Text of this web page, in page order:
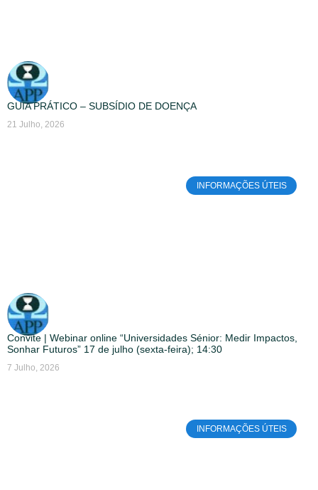
GUIA PRÁTICO – SUBSÍDIO DE DOENÇA
21 Julho, 2026
INFORMAÇÕES ÚTEIS
Convite | Webinar online “Universidades Sénior: Medir Impactos,
Sonhar Futuros” 17 de julho (sexta-feira); 14:30
7 Julho, 2026
INFORMAÇÕES ÚTEIS